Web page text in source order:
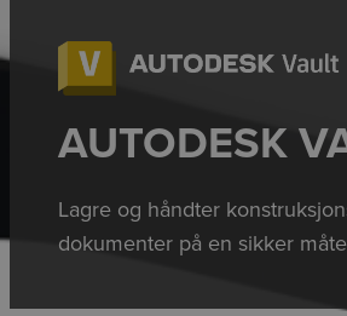
AUTODESK
Lagre og håndter
dokumenter på en sikker